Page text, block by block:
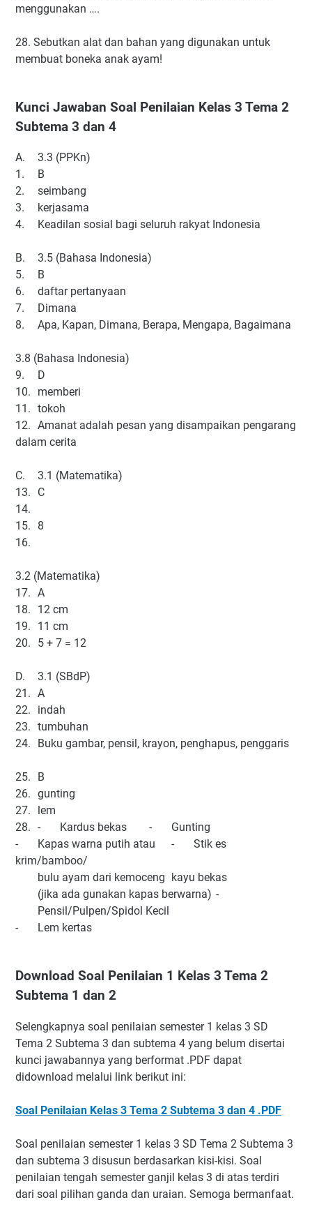
menggunakan ….
28. Sebutkan alat dan bahan yang digunakan untuk
membuat boneka anak ayam!
Kunci Jawaban Soal Penilaian Kelas 3 Tema 2
Subtema 3 dan 4
A.
3.3 (PPKn)
1.
B
2.
seimbang
3.
kerjasama
4.
Keadilan sosial bagi seluruh rakyat Indonesia
B.
3.5 (Bahasa Indonesia)
5.
B
6.
daftar pertanyaan
7.
Dimana
8.
Apa, Kapan, Dimana, Berapa, Mengapa, Bagaimana
3.8 (Bahasa Indonesia)
9.
D
10.
memberi
11. tokoh
12. Amanat adalah pesan yang disampaikan pengarang
dalam cerita
C.
3.1 (Matematika)
13.
C
14.
15.
8
16.
3.2 (Matematika)
17. A
18.
12 cm
19.
11 cm
20.
5 + 7 = 12
D.
3.1 (SBdP)
21. A
22.
indah
23. tumbuhan
24.
Buku gambar, pensil, krayon, penghapus, penggaris
25.
B
26. gunting
27.
lem
28. - Kardus bekas -
Gunting
-
Kapas warna putih atau -
Stik es
krim/bamboo/
bulu ayam dari kemoceng
kayu bekas
(jika ada gunakan kapas berwarna) -
Pensil/Pulpen/Spidol Kecil
-
Lem kertas
Download Soal Penilaian 1 Kelas 3 Tema 2
Subtema 1 dan 2
Selengkapnya soal penilaian semester 1 kelas 3 SD
Tema 2 Subtema 3 dan subtema 4 yang belum disertai
kunci jawabannya yang berformat .PDF dapat
didownload melalui link berikut ini:
Soal Penilaian Kelas 3 Tema 2 Subtema 3 dan 4 .PDF
Soal penilaian semester 1 kelas 3 SD Tema 2 Subtema 3
dan subtema 3 disusun berdasarkan kisi-kisi. Soal
penilaian tengah semester ganjil kelas 3 di atas terdiri
dari soal pilihan ganda dan uraian. Semoga bermanfaat.